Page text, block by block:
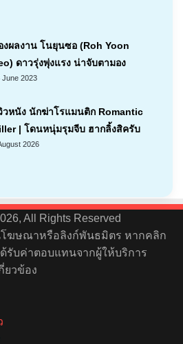
งผลงาน โนยุนซอ (Roh Yoon
ดาวรุ่งพุ่งแรง น่าจับตามอง
June 2023
วหนัง นักฆ่าโรแมนติก Romantic
| โดนหนุ่มรุมจีบ ฮากลิ้งสิครับ
2026
All Rights Reserved
โฆษณาหรือลิงก์พันธมิตร หากคลิก
ด้รับค่าตอบแทนจากผู้ให้บริการ
วข้อง